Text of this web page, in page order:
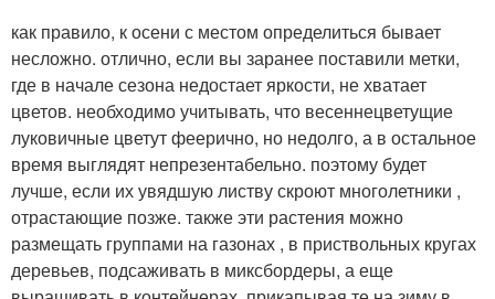
как правило, к осени с местом определиться бывает
несложно. отлично, если вы заранее поставили метки,
где в начале сезона недостает яркости, не хватает
цветов. необходимо учитывать, что весеннецветущие
луковичные цветут феерично, но недолго, а в остальное
время выглядят непрезентабельно. поэтому будет
лучше, если их увядшую листву скроют многолетники ,
отрастающие позже. также эти растения можно
размещать группами на газонах , в приствольных кругах
деревьев, подсаживать в миксбордеры, а еще